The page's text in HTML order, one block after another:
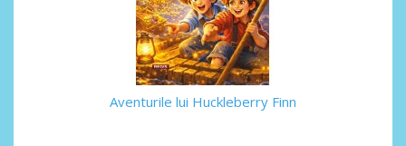
Aventurile lui Huckleberry Finn